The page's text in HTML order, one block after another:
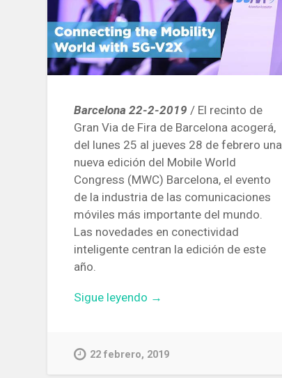
Barcelona 22-2-2019 / El recinto de
Gran Via de Fira de Barcelona acogerá,
del lunes 25 al jueves 28 de febrero una
nueva edición del Mobile World
Congress (MWC) Barcelona, el evento
de la industria de las comunicaciones
móviles más importante del mundo.
Las novedades en conectividad
inteligente centran la edición de este
año.
Sigue leyendo «El
2019
→
22 febrero, 2019